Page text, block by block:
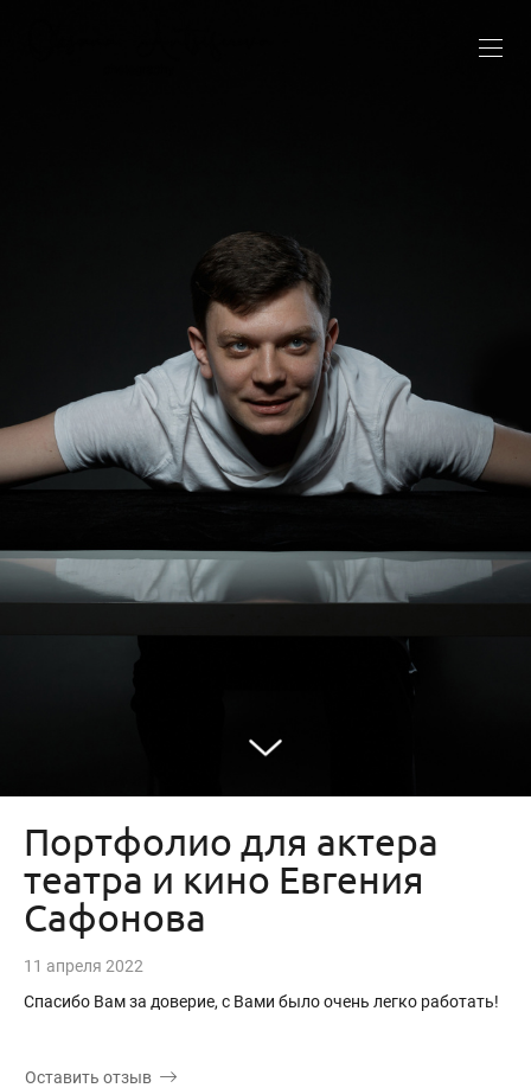
Портфолио для актера
театра и кино Евгения
Сафонова
11 апреля 2022
Спасибо Вам за доверие, с Вами было очень легко работать!
Оставить отзыв